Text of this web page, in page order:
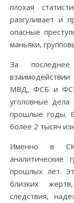
плохая
разгуливает и
опасные
маньяки,
За
МВД, ФСБ и
уголовные
прошлые годы.
более 2 тысяч
Именно в
аналитические
прошлых лет.
близких
следствия,